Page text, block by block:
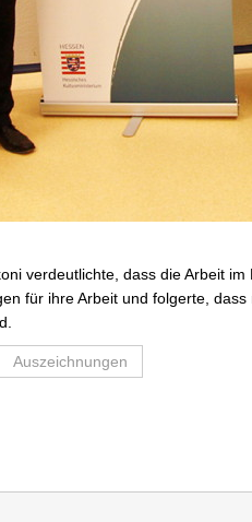
verdeutlichte, dass die Arbeit
für ihre Arbeit und folgerte,
Auszeichnungen